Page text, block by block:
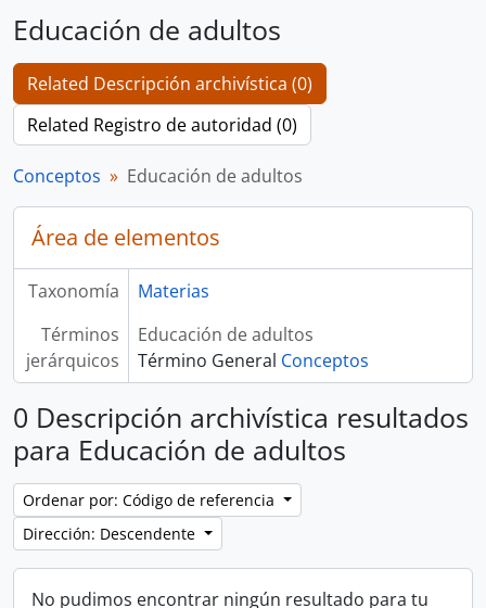
Educación de adultos
Related Descripción archivística (0)
Related Registro de autoridad (0)
Conceptos Educación de adultos
Área de elementos
Taxonomía
Materias
Términos
jerárquicos
Educación de adultos
Término General Conceptos
0 Descripción archivística resultados
para Educación de adultos
Ordenar por: Código de referencia
Dirección: Descendente
No pudimos encontrar ningún resultado para tu